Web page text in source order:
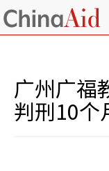
广州广福
判刑10个